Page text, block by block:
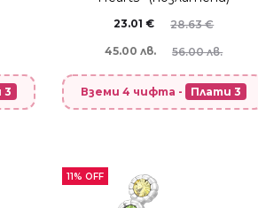
3
28.63€
23.01€
56.00 лв.
45.00 лв.
Вземи 4 чифта - Плати 3
11% OFF